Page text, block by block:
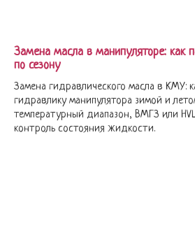
Замена масла в манипуляторе: как
по сезону
Замена гидравлического масла в КМУ:
гидравлику манипулятора зимой и
температурный диапазон, ВМГЗ или
контроль состояния жидкости.